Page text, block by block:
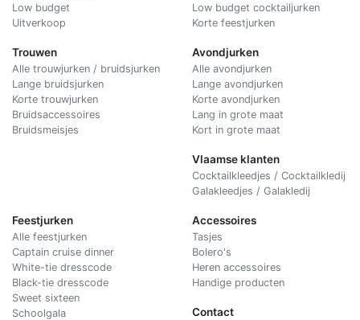
Low budget
Uitverkoop
Trouwen
Alle trouwjurken / bruidsjurken
Lange bruidsjurken
Korte trouwjurken
Bruidsaccessoires
Bruidsmeisjes
Low budget cocktailjurken
Korte feestjurken
Avondjurken
Alle avondjurken
Lange avondjurken
Korte avondjurken
Lang in grote maat
Kort in grote maat
Vlaamse klanten
Cocktailkleedjes / Cocktailkledij
Galakleedjes / Galakledij
Feestjurken
Alle feestjurken
Captain cruise dinner
White-tie dresscode
Black-tie dresscode
Sweet sixteen
Schoolgala
Accessoires
Tasjes
Bolero's
Heren accessoires
Handige producten
Contact